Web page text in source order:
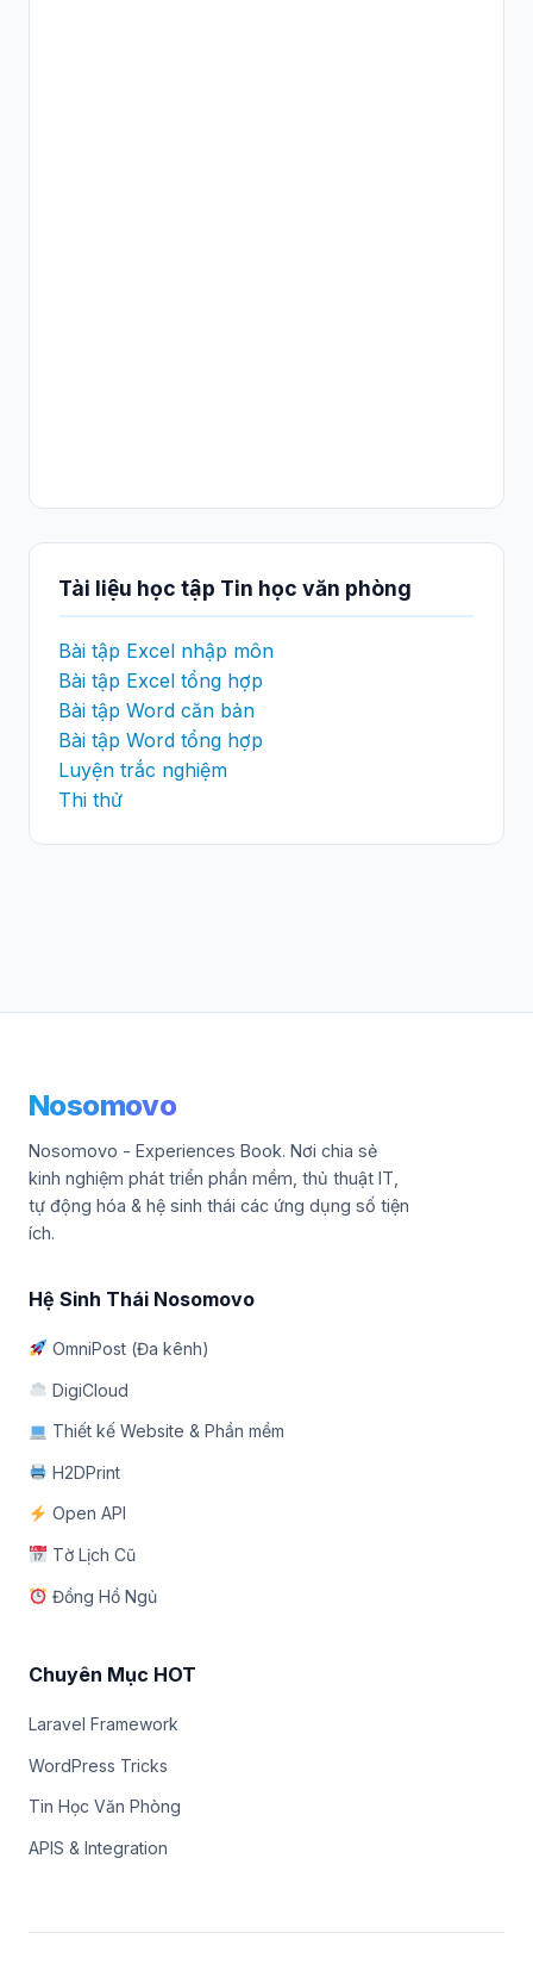
Tài liệu học tập Tin học văn phòng
Bài tập Excel nhập môn
Bài tập Excel tổng hợp
Bài tập Word căn bản
Bài tập Word tổng hợp
Luyện trắc nghiệm
Thi thử
Nosomovo
Nosomovo - Experiences Book. Nơi chia sẻ
kinh nghiệm phát triển phần mềm, thủ thuật IT,
tự động hóa & hệ sinh thái các ứng dụng số tiện
ích.
Hệ Sinh Thái Nosomovo
OmniPost (Đa kênh)
DigiCloud
Thiết kế Website & Phần mềm
H2DPrint
Open API
Tờ Lịch Cũ
Đồng Hồ Ngủ
Chuyên Mục HOT
Laravel Framework
WordPress Tricks
Tin Học Văn Phòng
APIS & Integration